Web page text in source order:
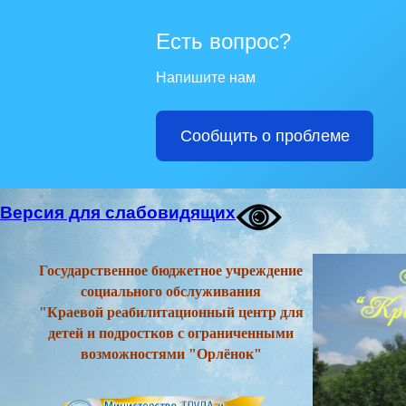
Есть вопрос?
Напишите нам
Сообщить о проблеме
Версия для слабовидящих
Государственное бюджетное учреждение
социального обслуживания
"Краевой реабилитационный центр для
детей и подростков с ограниченными
возможностями "Орлёнок"